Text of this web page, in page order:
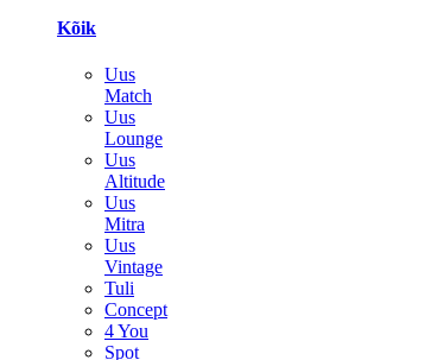
Kõik
Uus
Match
Uus
Lounge
Uus
Altitude
Uus
Mitra
Uus
Vintage
Tuli
Concept
4 You
Spot